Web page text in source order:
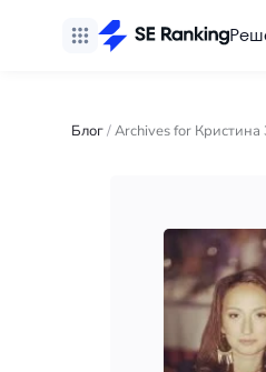
Блог/Archives for Кристина